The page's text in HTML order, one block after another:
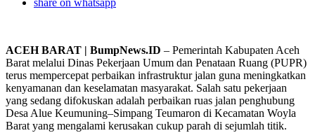
share on whatsapp
ACEH BARAT | BumpNews.ID – Pemerintah Kabupaten Aceh
Barat melalui Dinas Pekerjaan Umum dan Penataan Ruang (PUPR)
terus mempercepat perbaikan infrastruktur jalan guna meningkatkan
kenyamanan dan keselamatan masyarakat. Salah satu pekerjaan
yang sedang difokuskan adalah perbaikan ruas jalan penghubung
Desa Alue Keumuning–Simpang Teumaron di Kecamatan Woyla
Barat yang mengalami kerusakan cukup parah di sejumlah titik.